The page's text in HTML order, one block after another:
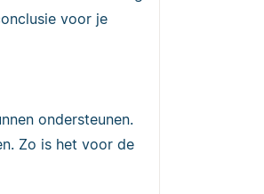
voor je
ondersteunen.
Zo is het voor de